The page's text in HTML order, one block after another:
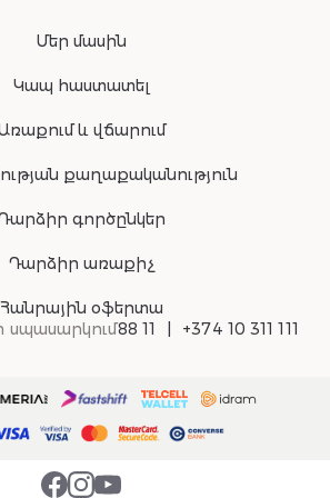
Մեր մասին
Կապ հաստատել
և վճարում
քաղաքականություն
գործընկեր
Դարձիր առաքիչ
Հանրային օֆերտա
88 11 +374 10 311 111